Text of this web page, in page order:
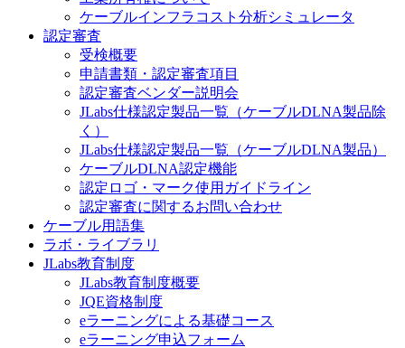
ケーブルインフラコスト分析シミュレータ
認定審査
受検概要
申請書類・認定審査項目
認定審査ベンダー説明会
JLabs仕様認定製品一覧（ケーブルDLNA製品除
く）
JLabs仕様認定製品一覧（ケーブルDLNA製品）
ケーブルDLNA認定機能
認定ロゴ・マーク使用ガイドライン
認定審査に関するお問い合わせ
ケーブル用語集
ラボ・ライブラリ
JLabs教育制度
JLabs教育制度概要
JQE資格制度
eラーニングによる基礎コース
eラーニング申込フォーム